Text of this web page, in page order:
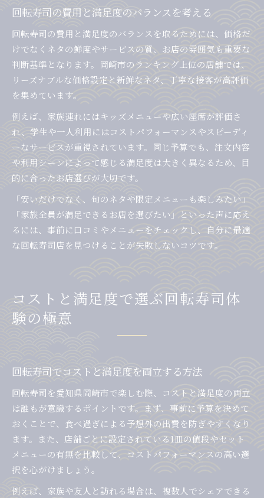
回転寿司の費用と満足度のバランスを考える
回転寿司の費用と満足度のバランスを取るためには、価格だ
けでなくネタの鮮度やサービスの質、お店の雰囲気も重要な
判断基準となります。岡崎市のランキング上位の店舗では、
リーズナブルな価格設定と新鮮なネタ、丁寧な接客が高評価
を集めています。
例えば、家族連れにはキッズメニューや広い座席が評価さ
れ、学生や一人利用にはコストパフォーマンスやスピーディ
ーなサービスが重視されています。同じ予算でも、注文内容
や利用シーンによって感じる満足度は大きく異なるため、目
的に合ったお店選びが大切です。
「安いだけでなく、旬のネタや限定メニューも楽しみたい」
「家族全員が満足できるお店を選びたい」といった声に応え
るには、事前に口コミやメニューをチェックし、自分に最適
な回転寿司店を見つけることが失敗しないコツです。
コストと満足度で選ぶ回転寿司体
験の極意
回転寿司でコストと満足度を両立する方法
回転寿司を愛知県岡崎市で楽しむ際、コストと満足度の両立
は誰もが意識するポイントです。まず、事前に予算を決めて
おくことで、食べ過ぎによる予想外の出費を防ぎやすくなり
ます。また、店舗ごとに設定されている1皿の値段やセット
メニューの有無を比較して、コストパフォーマンスの高い選
択を心がけましょう。
例えば、家族や友人と訪れる場合は、複数人でシェアできる